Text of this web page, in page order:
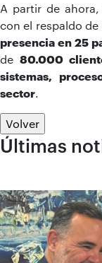
A partir de
con el respaldo de
presencia en 25
de 80.000
sistemas,
sector
Volver
Últimas